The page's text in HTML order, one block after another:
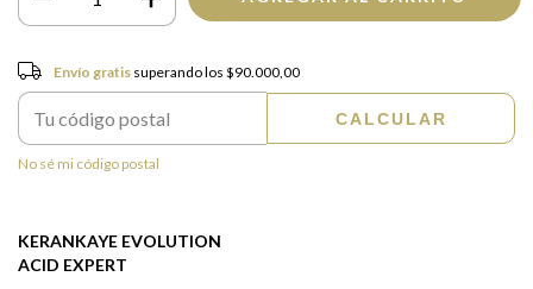
Envío gratis $90.000,00
Entregas para el CP: CAMBIAR CP
Envío gratissuperando los $90.000,00
CALCULAR
No sé mi código postal
KERANKAYE EVOLUTION
ACID EXPERT